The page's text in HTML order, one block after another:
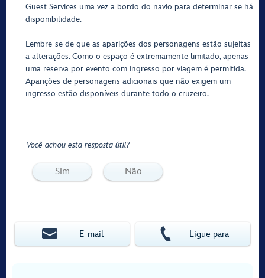
Guest Services uma vez a bordo do navio para determinar se há
disponibilidade.
Lembre-se de que as aparições dos personagens estão sujeitas
a alterações. Como o espaço é extremamente limitado, apenas
uma reserva por evento com ingresso por viagem é permitida.
Aparições de personagens adicionais que não exigem um
ingresso estão disponíveis durante todo o cruzeiro.
Você achou esta resposta útil?
Sim Não
E‑mail Ligue para